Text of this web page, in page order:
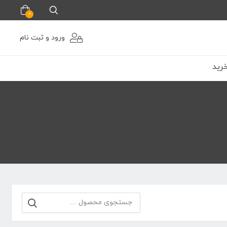
0
ورود و ثبت نام
جستجو
برای: